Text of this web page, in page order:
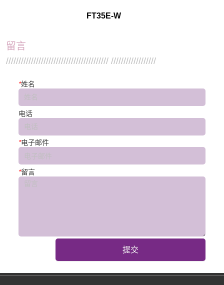
FT35E-W
留言
///////////////////////////////////////// //////////////////
*姓名
电话
*电子邮件
*留言
提交